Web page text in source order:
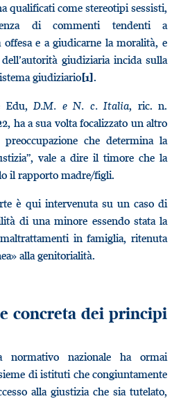
qualificati come stereotipi sessisti,
di commenti tendenti a
offesa e a giudicarne la moralità, e
giudiziaria incida sulla
giudiziario[1].
Edu, D.M. e N. c. Italia, ric. n.
ha a sua volta focalizzato un altro
che determina la
vale a dire il timore che la
il rapporto madre/figli.
è qui intervenuta su un caso di
di una minore essendo stata la
in famiglia, ritenuta
alla genitorialità.
concreta dei principi
normativo nazionale ha ormai
di istituti che congiuntamente
alla giustizia che sia tutelato,